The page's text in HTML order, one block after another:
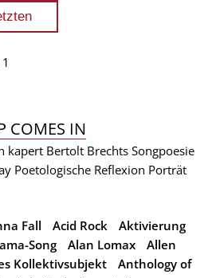
COMES IN
kapert Bertolt Brechts Songpoesie
Poetologische Reflexion Porträt
Fall
Acid Rock
Aktivierung
Song Alan Lomax
Allen
Kollektivsubjekt
Anthology of